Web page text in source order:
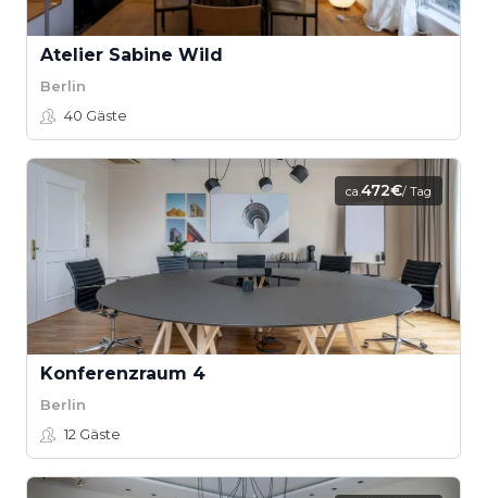
Atelier Sabine Wild
Berlin
40 Gäste
ca.472€/ Tag
Konferenzraum 4
Berlin
12 Gäste